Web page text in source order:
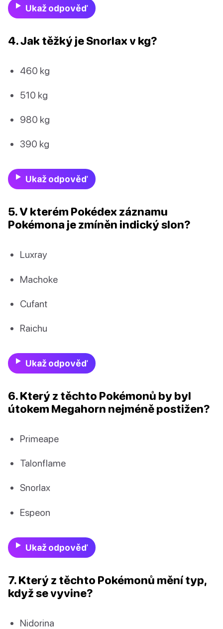
Ukaž odpověď
4. Jak těžký je Snorlax v kg?
460 kg
510 kg
980 kg
390 kg
Ukaž odpověď
5. V kterém Pokédex záznamu
Pokémona je zmíněn indický slon?
Luxray
Machoke
Cufant
Raichu
Ukaž odpověď
6. Který z těchto Pokémonů by byl
útokem Megahorn nejméně postižen?
Primeape
Talonflame
Snorlax
Espeon
Ukaž odpověď
7. Který z těchto Pokémonů mění typ,
když se vyvine?
Nidorina